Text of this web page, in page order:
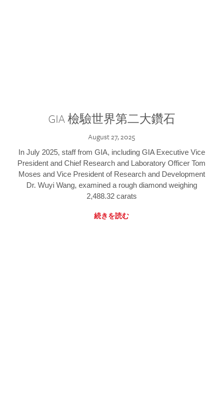
GIA 檢驗世界第二大鑽石
August 27, 2025
In July 2025, staff from GIA, including GIA Executive Vice
President and Chief Research and Laboratory Officer Tom
Moses and Vice President of Research and Development
Dr. Wuyi Wang, examined a rough diamond weighing
2,488.32 carats
続きを読む